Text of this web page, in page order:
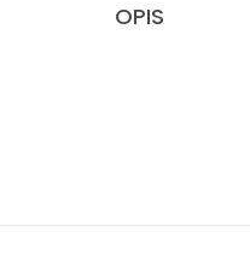
OPIS